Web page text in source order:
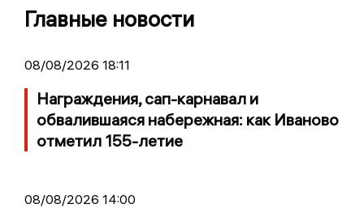
Главные новости
08/08/2026 18:11
Награждения, сап-карнавал и
обвалившаяся набережная: как Иваново
отметил 155-летие
08/08/2026 14:00